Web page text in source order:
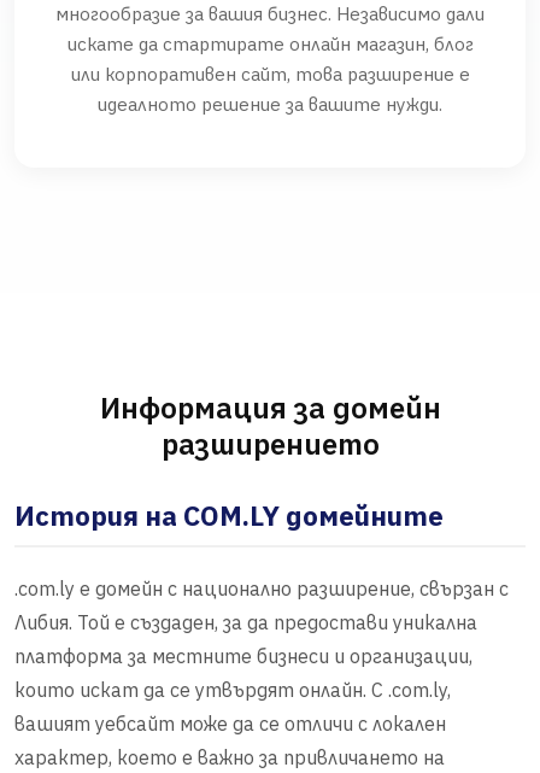
многообразие за вашия бизнес. Независимо дали
искате да стартирате онлайн магазин, блог
или корпоративен сайт, това разширение е
идеалното решение за вашите нужди.
Информация за домейн
разширението
История на COM.LY домейните
.com.ly е домейн с национално разширение, свързан с
Либия. Той е създаден, за да предостави уникална
платформа за местните бизнеси и организации,
които искат да се утвърдят онлайн. С .com.ly,
вашият уебсайт може да се отличи с локален
характер, което е важно за привличането на